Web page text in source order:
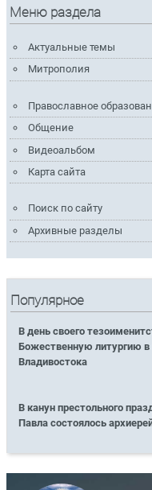
Меню раздела
Актуальные темы
Митрополия
Православное
Общение
Видеоальбом
Карта сайта
Поиск по сайту
Архивные разделы
Популярное
В день своего
Божественную литургию
Владивостока
В канун престольного
Павла состоялось